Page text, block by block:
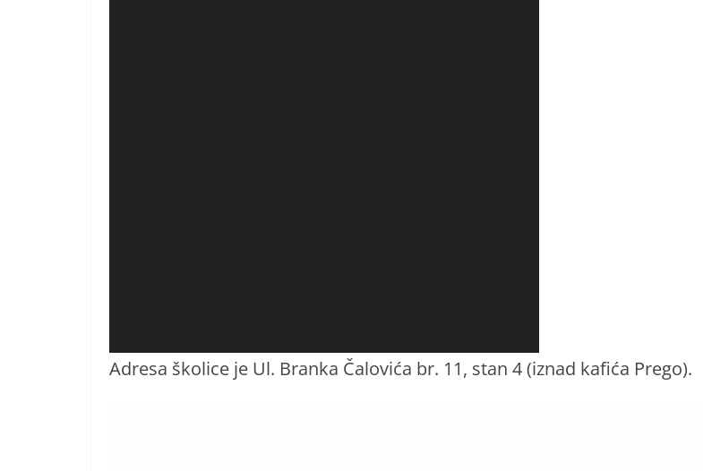
Adresa školice je Ul. Branka Čalovića br. 11, stan 4 (iznad kafića Prego).